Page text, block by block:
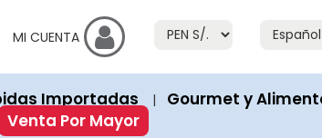
as "Out of Stock" or "Fuera de Stock". If a
exact prices in both currencies.
on promotion or discount. Discounted
MI CUENTA
Importadas | Gourmet y
Venta Por Mayor